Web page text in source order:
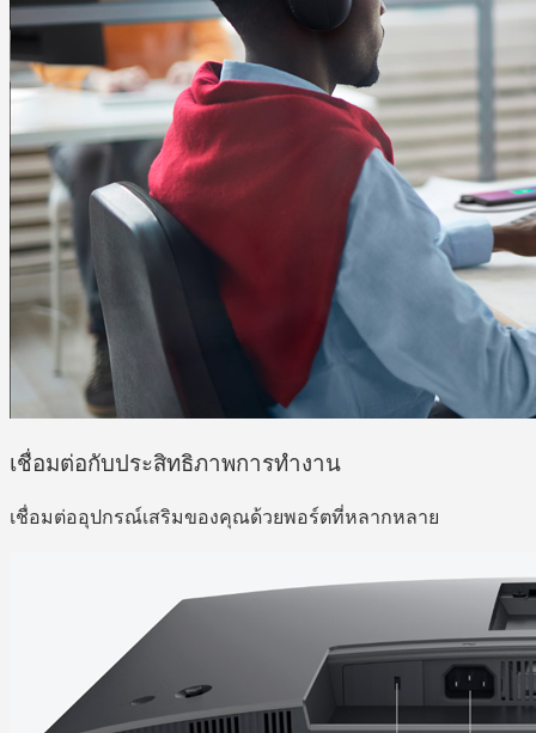
เชื่อมต่อกับประสิทธิภาพการทำงาน
เชื่อมต่ออุปกรณ์เสริมของคุณด้วยพอร์ตที่หลากหลาย